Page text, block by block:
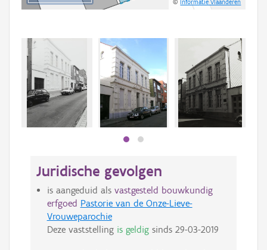
©Informatie Vlaanderen
Juridische gevolgen
is aangeduid als vastgesteld bouwkundig
erfgoed Pastorie van de Onze-Lieve-
Vrouweparochie
Deze vaststelling is geldigsinds 29-03-2019